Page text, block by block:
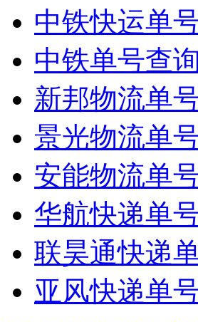
中铁快运单
中铁单号查询
新邦物流单
景光物流单
安能物流单
华航快递单
联昊通快递
亚风快递单